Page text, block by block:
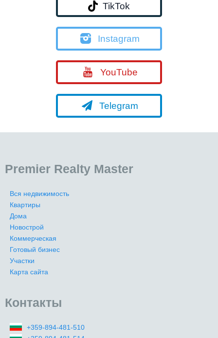
TikTok
Instagram
YouTube
Telegram
Premier Realty Master
Вся недвижимость
Квартиры
Дома
Новострой
Коммерческая
Готовый бизнес
Участки
Карта сайта
Контакты
+359-894-481-510